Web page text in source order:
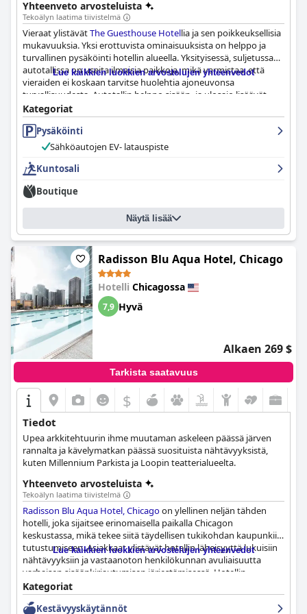
Yhteenveto arvosteluista
Tekoälyn laatima tiivistelmä
Vieraat ylistävätThe Guesthouse Hotellia ja sen poikkeuksellisia
mukavuuksia. Yksi erottuvista ominaisuuksista on helppo ja
turvallinen pysäköinti hotellin alueella. Yksityisessä, suljetussa
autotallissa on useita ilmaisia paikkoja, mikä varmistaa, että
vieraiden ei koskaan tarvitse huolehtia ajoneuvonsa
turvallisuudesta. Autotallin helppo sisään- ja ulosajo lisäävät
käyttömukavuutta. Vaikka pysäköintimaksu ei ole halpa, vieraat
ovat yhtä mieltä siitä, että hinta on turvallisuuden ja
mukavuuden arvoinen. Kaiken kaikkiaan
The Guesthouse Hotel
on huippuluokan valinta kaikille, jotka etsivät poikkeuksellista
oleskelua vertaansa vailla olevilla mukavuuksilla.
Lue kaikkien luokkien arvostelujen yhteenvedot
Kategoriat
Pysäköinti
Sähköautojen EV- latauspiste
Kuntosali
Boutique
Näytä lisää
Radisson Blu Aqua Hotel, Chicago
Hotelli Chicagossa
7,9 Hyvä
Alkaen 269 $
Tarkista saatavuus
$
Tiedot
Upea arkkitehtuurin ihme muutaman askeleen päässä järven
rannalta ja kävelymatkan päässä suosituista nähtävyyksistä,
kuten Millennium Parkista ja Loopin teatterialueelta.
Yhteenveto arvosteluista
Tekoälyn laatima tiivistelmä
Radisson Blu Aqua Hotel, Chicagoon ylellinen neljän tähden
hotelli, joka sijaitsee erinomaisella paikalla Chicagon
keskustassa, mikä tekee siitä täydellisen tukikohdan kaupunkiin
tutustumiseen. Asiakkaat ylistävät hotellin läheisyyttä lukuisiin
nähtävyyksiin ja vastaanoton henkilökunnan avuliaisuutta
varhaisen sisäänkirjautumisen järjestämisessä. Hotellin
moitteetonta siisteyttä ja poikkeuksellista henkilökuntaa myös
huomioidaan, ja erityisesti ovimiehiä, vastaanottoa ja concierge-
henkilökuntaa kehutaan ystävällisyydestä, huomaavaisuudesta
Lue kaikkien luokkien arvostelujen yhteenvedot
Kategoriat
Kestävyyskäytännöt